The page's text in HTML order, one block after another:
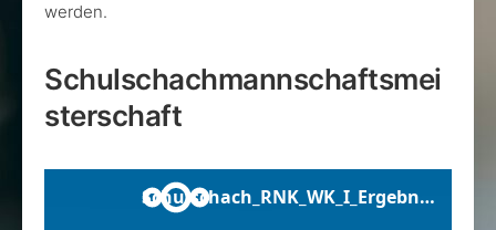
werden.
Schulschachmannschaftsmei
sterschaft